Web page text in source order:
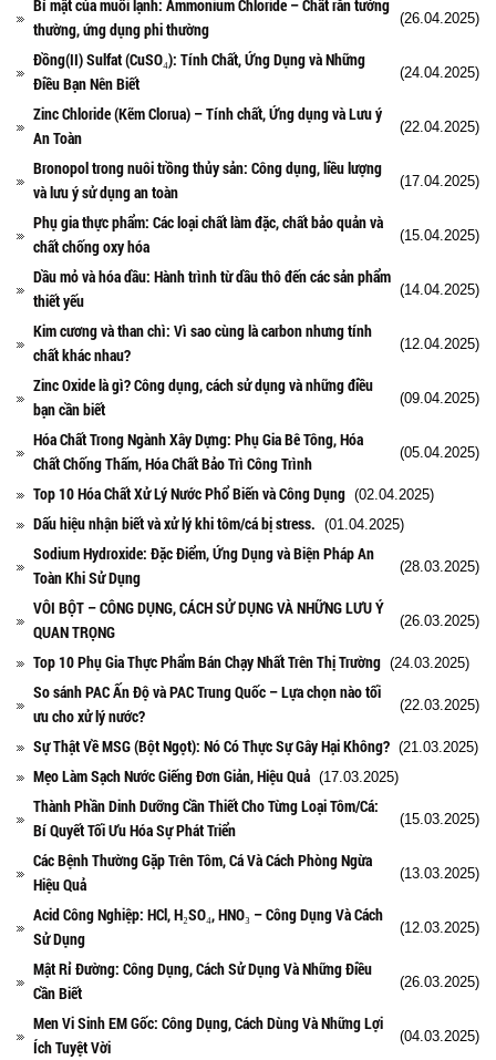
Bí mật của muối lạnh: Ammonium Chloride – Chất rắn tưởng
thường, ứng dụng phi thường
(26.04.2025)
Đồng(II) Sulfat (CuSO₄): Tính Chất, Ứng Dụng và Những
Điều Bạn Nên Biết
(24.04.2025)
Zinc Chloride (Kẽm Clorua) – Tính chất, Ứng dụng và Lưu ý
An Toàn
(22.04.2025)
Bronopol trong nuôi trồng thủy sản: Công dụng, liều lượng
và lưu ý sử dụng an toàn
(17.04.2025)
Phụ gia thực phẩm: Các loại chất làm đặc, chất bảo quản và
chất chống oxy hóa
(15.04.2025)
Dầu mỏ và hóa dầu: Hành trình từ dầu thô đến các sản phẩm
thiết yếu
(14.04.2025)
Kim cương và than chì: Vì sao cùng là carbon nhưng tính
chất khác nhau?
(12.04.2025)
Zinc Oxide là gì? Công dụng, cách sử dụng và những điều
bạn cần biết
(09.04.2025)
Hóa Chất Trong Ngành Xây Dựng: Phụ Gia Bê Tông, Hóa
Chất Chống Thấm, Hóa Chất Bảo Trì Công Trình
(05.04.2025)
Top 10 Hóa Chất Xử Lý Nước Phổ Biến và Công Dụng (02.04.2025)
Dấu hiệu nhận biết và xử lý khi tôm/cá bị stress. (01.04.2025)
Sodium Hydroxide: Đặc Điểm, Ứng Dụng và Biện Pháp An
Toàn Khi Sử Dụng
(28.03.2025)
VÔI BỘT – CÔNG DỤNG, CÁCH SỬ DỤNG VÀ NHỮNG LƯU Ý
QUAN TRỌNG
(26.03.2025)
Top 10 Phụ Gia Thực Phẩm Bán Chạy Nhất Trên Thị Trường (24.03.2025)
So sánh PAC Ấn Độ và PAC Trung Quốc – Lựa chọn nào tối
ưu cho xử lý nước?
(22.03.2025)
Sự Thật Về MSG (Bột Ngọt): Nó Có Thực Sự Gây Hại Không? (21.03.2025)
Mẹo Làm Sạch Nước Giếng Đơn Giản, Hiệu Quả (17.03.2025)
Thành Phần Dinh Dưỡng Cần Thiết Cho Từng Loại Tôm/Cá:
Bí Quyết Tối Ưu Hóa Sự Phát Triển
(15.03.2025)
Các Bệnh Thường Gặp Trên Tôm, Cá Và Cách Phòng Ngừa
Hiệu Quả
(13.03.2025)
Acid Công Nghiệp: HCl, H₂SO₄, HNO₃ – Công Dụng Và Cách
Sử Dụng
(12.03.2025)
Mật Rỉ Đường: Công Dụng, Cách Sử Dụng Và Những Điều
Cần Biết
(26.03.2025)
Men Vi Sinh EM Gốc: Công Dụng, Cách Dùng Và Những Lợi
Ích Tuyệt Vời
(04.03.2025)